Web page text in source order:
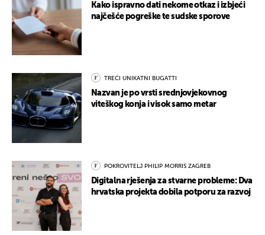
Kako ispravno dati nekome otkaz i izbjeći
najčešće pogreške te sudske sporove
TREĆI UNIKATNI BUGATTI
Nazvan je po vrsti srednjovjekovnog
viteškog konja i visok samo metar
POKROVITELJ PHILIP MORRIS ZAGREB
Digitalna rješenja za stvarne probleme: Dva
hrvatska projekta dobila potporu za razvoj